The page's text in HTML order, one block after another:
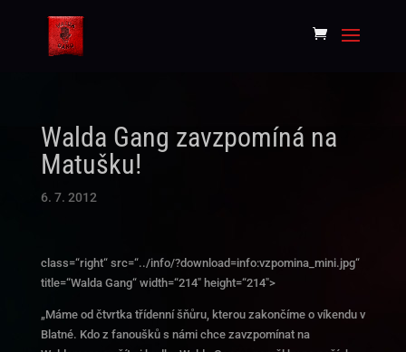
Walda Gang zavzpomíná na
Matušku!
6. 7. 2012
class=“right“ src=“../info/?download=info:vzpomina_mini.jpg“
title=“Walda Gang“ width=“214″ height=“214″>
„Máme od čtvrtka třídenní šňůru, kterou zakončíme o víkenduv
Blatné. Kdo z fanoušků s námi chce zavzpomínat na